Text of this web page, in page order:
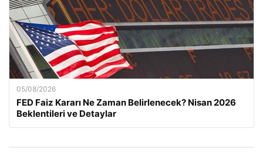
05/08/2026
FED Faiz Kararı Ne Zaman Belirlenecek? Nisan 2026
Beklentileri ve Detaylar